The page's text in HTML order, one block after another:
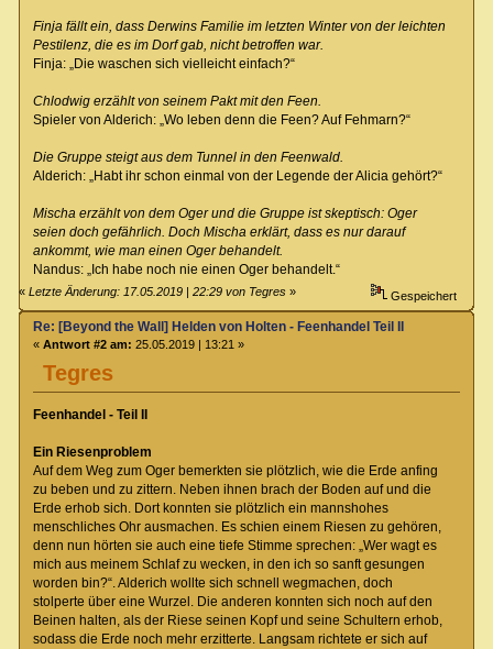
Finja fällt ein, dass Derwins Familie im letzten Winter von der leichten
Pestilenz, die es im Dorf gab, nicht betroffen war.
Finja: „Die waschen sich vielleicht einfach?“
Chlodwig erzählt von seinem Pakt mit den Feen.
Spieler von Alderich: „Wo leben denn die Feen? Auf Fehmarn?“
Die Gruppe steigt aus dem Tunnel in den Feenwald.
Alderich: „Habt ihr schon einmal von der Legende der Alicia gehört?“
Mischa erzählt von dem Oger und die Gruppe ist skeptisch: Oger
seien doch gefährlich. Doch Mischa erklärt, dass es nur darauf
ankommt, wie man einen Oger behandelt.
Nandus: „Ich habe noch nie einen Oger behandelt.“
«Letzte Änderung: 17.05.2019 | 22:29 von Tegres » Gespeichert
Tegres
Re: [Beyond the Wall] Helden von Holten - Feenhandel Teil II
« Antwort #2 am: 25.05.2019 | 13:21 »
Feenhandel - Teil II
Ein Riesenproblem
Auf dem Weg zum Oger bemerkten sie plötzlich, wie die Erde anfing
zu beben und zu zittern. Neben ihnen brach der Boden auf und die
Erde erhob sich. Dort konnten sie plötzlich ein mannshohes
menschliches Ohr ausmachen. Es schien einem Riesen zu gehören,
denn nun hörten sie auch eine tiefe Stimme sprechen: „Wer wagt es
mich aus meinem Schlaf zu wecken, in den ich so sanft gesungen
worden bin?“. Alderich wollte sich schnell wegmachen, doch
stolperte über eine Wurzel. Die anderen konnten sich noch auf den
Beinen halten, als der Riese seinen Kopf und seine Schultern erhob,
sodass die Erde noch mehr erzitterte. Langsam richtete er sich auf